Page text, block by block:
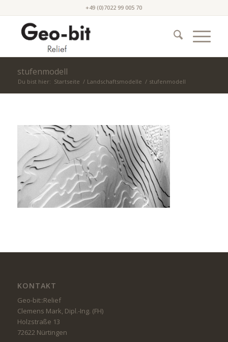
+49 (0)7022 99 005 70
stufenmodell
Du bist hier: Startseite / Landschaftsmodelle / stufenmodell
KONTAKT
Geo-bit::Relief
Clemens Mark, Dipl.-Ing. (FH)
Holzstraße 13
72622 Nürtingen